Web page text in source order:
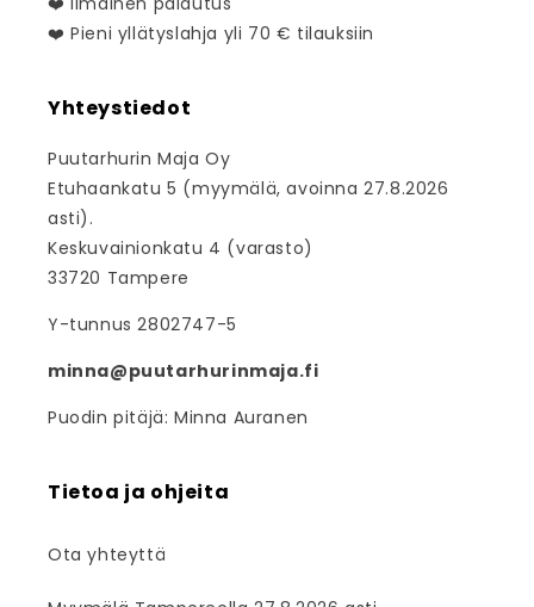
❤️ Pieni yllätyslahja yli 70 € tilauksiin
Yhteystiedot
Puutarhurin Maja Oy
Etuhaankatu 5 (myymälä, avoinna 27.8.2026
asti).
Keskuvainionkatu 4 (varasto)
33720 Tampere
Y-tunnus 2802747-5
minna@puutarhurinmaja.fi
Puodin pitäjä: Minna Auranen
Tietoa ja ohjeita
Ota yhteyttä